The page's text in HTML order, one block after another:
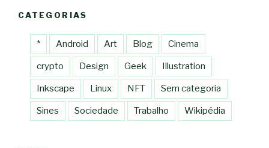
CATEGORIAS
* Android Art Blog Cinema
crypto Design Geek Illustration
Inkscape Linux NFT Sem categoria
Sines Sociedade Trabalho Wikipédia